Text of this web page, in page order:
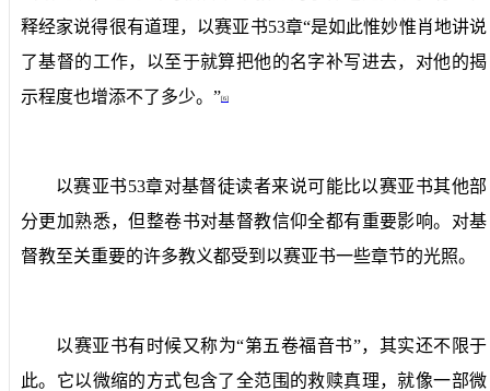
释经家说得很有道理，以赛亚书53章“是如此惟妙惟肖地讲说
了基督的工作，以至于就算把他的名字补写进去，对他的揭
示程度也增添不了多少。”[6]
以赛亚书53章对基督徒读者来说可能比以赛亚书其他部
分更加熟悉，但整卷书对基督教信仰全都有重要影响。对基
督教至关重要的许多教义都受到以赛亚书一些章节的光照。
以赛亚书有时候又称为“第五卷福音书”，其实还不限于
此。它以微缩的方式包含了全范围的救赎真理，就像一部微